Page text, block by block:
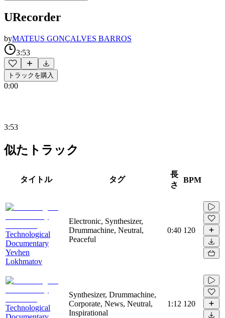
URecorder
byMATEUS GONÇALVES BARROS
3:53
トラックを購入
0:00
3:53
似たトラック
タイトル タグ
長
さ
BPM
Technological
Documentary
Yevhen
Lokhmatov
Electronic, Synthesizer,
Drummachine, Neutral,
Peaceful
0:40 120
Technological
Synthesizer, Drummachine,
Corporate, News, Neutral,
Inspirational
1:12 120